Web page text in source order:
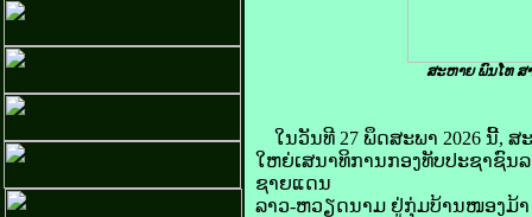
ສະຫາຍ ພົນໂທ ສ
ໃນວັນທີ 27 ພຶດສະພາ 2026 ນີ້,
ໃຫຍ່ເສນາທິການກອງທັບປະຊາຊົນ
ຊາຍແດນ
ລາວ-ຫວຽດນາມ ຢູ່ກຸ່ມບ້ານໜອງມ້າ